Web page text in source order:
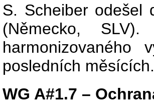
S. Scheiber odešel
(Německo,
harmonizovaného
posledních
WG A#1.7 –